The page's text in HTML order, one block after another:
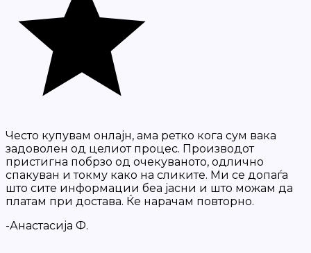
Често купувам онлајн, ама ретко кога сум вака
задоволен од целиот процес. Производот
пристигна побрзо од очекуваното, одлично
спакуван и токму како на сликите. Ми се допаѓа
што сите информации беа јасни и што можам да
платам при достава. Ќе нарачам повторно.
-Анастасија Ф.